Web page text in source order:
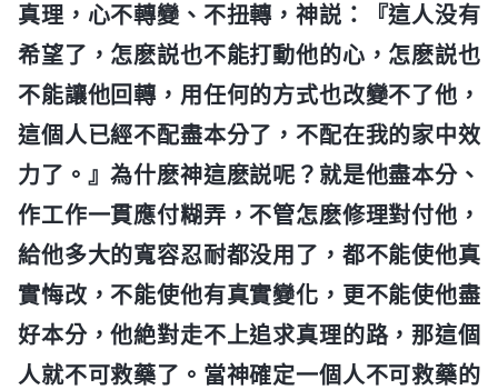
真理，心不轉變、不扭轉，神説：『這人没有
希望了，怎麽説也不能打動他的心，怎麽説也
不能讓他回轉，用任何的方式也改變不了他，
這個人已經不配盡本分了，不配在我的家中效
力了。』為什麽神這麽説呢？就是他盡本分、
作工作一貫應付糊弄，不管怎麽修理對付他，
給他多大的寬容忍耐都没用了，都不能使他真
實悔改，不能使他有真實變化，更不能使他盡
好本分，他絶對走不上追求真理的路，那這個
人就不可救藥了。當神確定一個人不可救藥的